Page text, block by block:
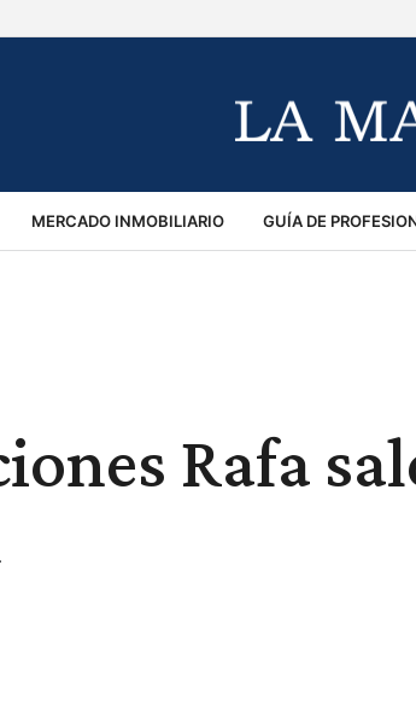
MERCADO INMOBILIARIO GUÍA DE
Rafa